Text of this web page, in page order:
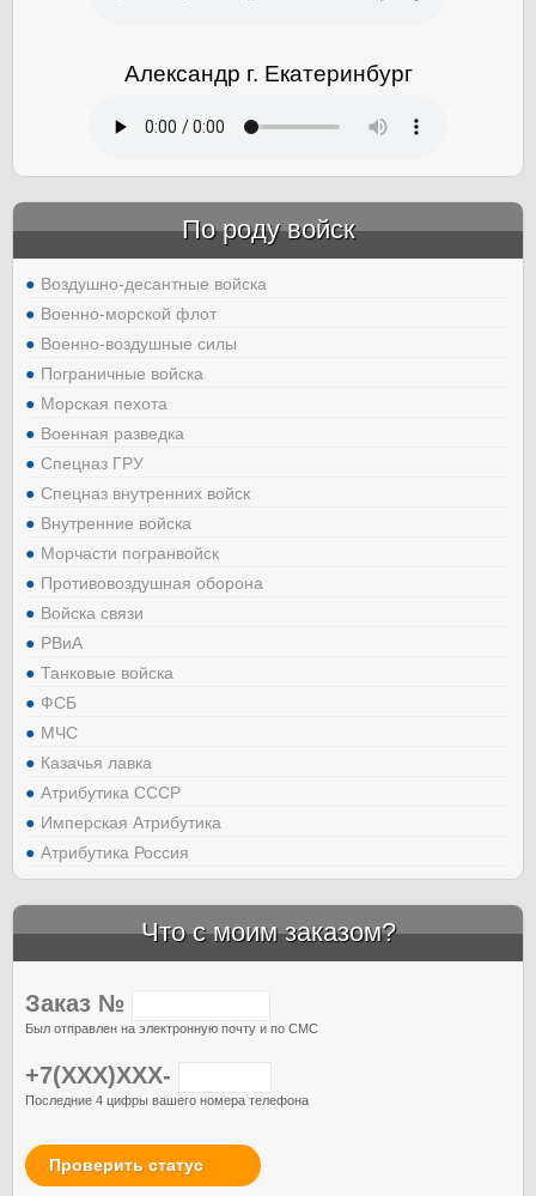
Александр г. Екатеринбург
По роду войск
Воздушно-десантные войска
Военно-морской флот
Военно-воздушные силы
Пограничные войска
Морская пехота
Военная разведка
Спецназ ГРУ
Спецназ внутренних войск
Внутренние войска
Морчасти погранвойск
Противовоздушная оборона
Войска связи
РВиА
Танковые войска
ФСБ
МЧС
Казачья лавка
Атрибутика СССР
Имперская Атрибутика
Атрибутика Россия
Что с моим заказом?
Заказ №
Был отправлен на электронную почту и по СМС
+7(XXX)XXX-
Последние 4 цифры вашего номера телефона
Проверить статус